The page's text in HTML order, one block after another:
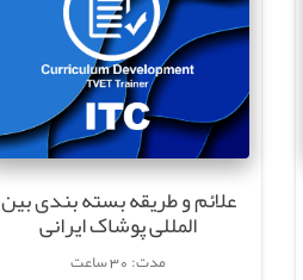
علائم و طریقه بسته بندی بین
المللی پوشاک ایرانی
مدت: 30 ساعت